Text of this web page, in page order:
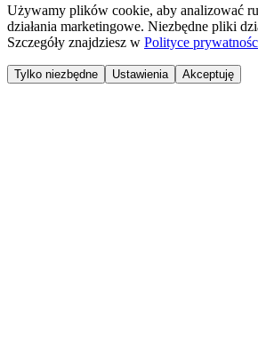
Używamy plików cookie, aby analizować
działania marketingowe. Niezbędne pliki
Szczegóły znajdziesz w Polityce
Tylko niezbędne Ustawienia Akceptuję